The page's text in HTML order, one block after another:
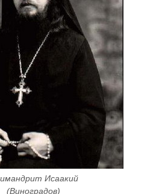
Исаакий
(Виноградов)